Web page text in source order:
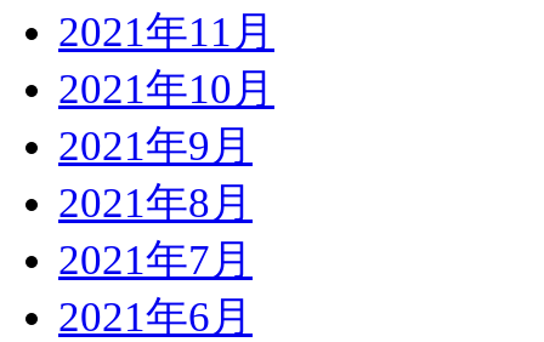
2021年11月
2021年10月
2021年9月
2021年8月
2021年7月
2021年6月